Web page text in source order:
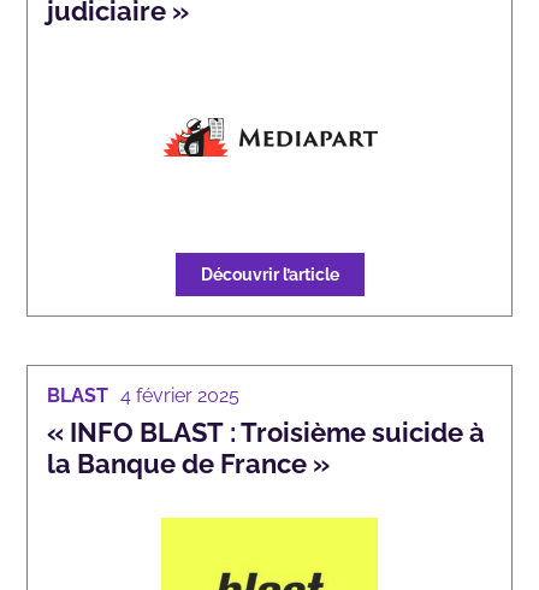
judiciaire »
Découvrir l’article
BLAST 4 février 2025
« INFO BLAST : Troisième suicide à
la Banque de France »